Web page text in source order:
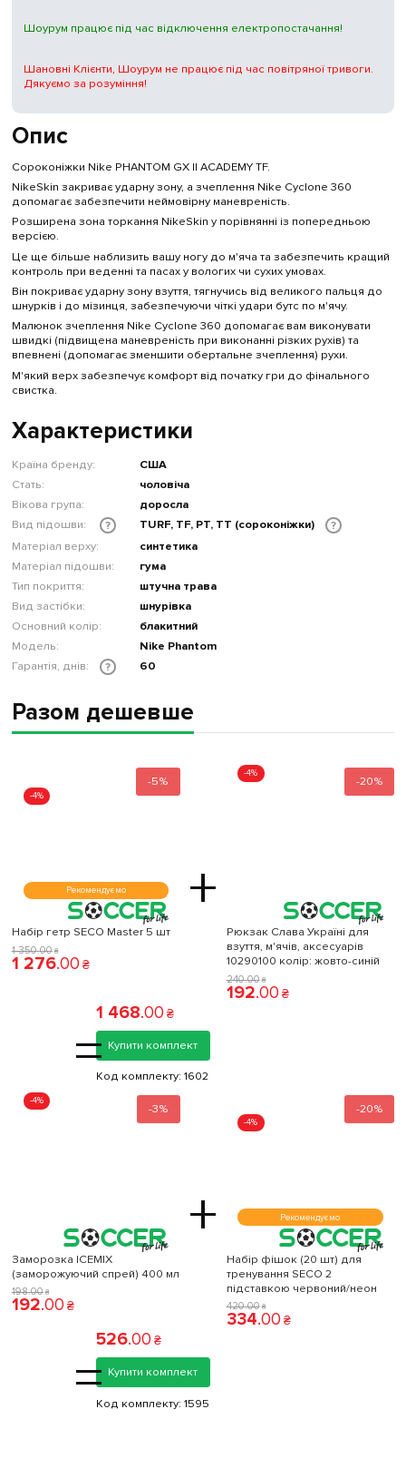
Опис
Сороконіжки Nike PHANTOM GX II ACADEMY TF.
NikeSkin закриває ударну зону, а зчеплення Nike Cyclone 360
допомагає забезпечити неймовірну маневреність.
Розширена зона торкання NikeSkin у порівнянні із попередньою
версією.
Це ще більше наблизить вашу ногу до м'яча та забезпечить кращий
контроль при веденні та пасах у вологих чи сухих умовах.
Він покриває ударну зону взуття, тягнучись від великого пальця до
шнурків і до мізинця, забезпечуючи чіткі удари бутс по м'ячу.
Малюнок зчеплення Nike Cyclone 360 допомагає вам виконувати
швидкі (підвищена маневреність при виконанні різких рухів) та
впевнені (допомагає зменшити обертальне зчеплення) рухи.
М'який верх забезпечує комфорт від початку гри до фінального
свистка.
Характеристики
Країна бренду:
США
Стать:
чоловіча
Вікова група:
доросла
Вид підошви:
? TURF, TF, PT, TT (сороконіжки)
?
Матеріал верху:
синтетика
Матеріал підошви:
гума
Тип покриття:
штучна трава
Вид застібки:
шнурівка
Основний колір:
блакитний
Модель:
Nike Phantom
Гарантія, днів:
? 60
Шоурум працює під час відключення електропостачання!
Шановні Клієнти, Шоурум не працює під час повітряної тривоги.
Дякуємо за розуміння!
Разом дешевше
-5%
Рекомендуємо
-4%
+
Набір гетр SECO Master 5 шт
1 350.00 ₴
1 276.00 ₴
-20%
-4%
Рюкзак Слава Україні для
взуття, м'ячів, аксесуарів
10290100 колiр: жовто-синій
240.00 ₴
192.00 ₴
=
1 468.00 ₴
Купити комплект
Код комплекту: 1602
-3%
-4%
+
Заморозка ICEMIX
(заморожуючий спрей) 400 мл
198.00 ₴
192.00 ₴
-20%
Рекомендуємо
-4%
Набір фішок (20 шт) для
тренування SECO 2
підставкою червоний/неон
420.00 ₴
334.00 ₴
=
526.00 ₴
Купити комплект
Код комплекту: 1595